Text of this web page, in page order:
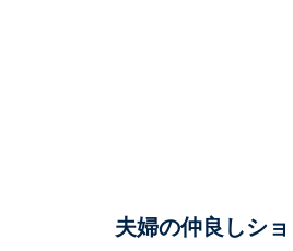
夫婦の仲良しシ